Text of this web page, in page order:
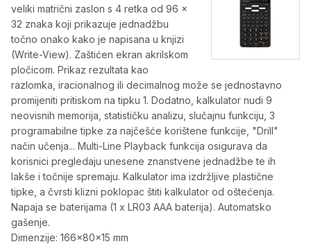
veliki matrični zaslon s 4 retka od 96 x
32 znaka koji prikazuje jednadžbu
točno onako kako je napisana u knjizi
(Write-View). Zaštićen ekran akrilskom
pločicom. Prikaz rezultata kao
razlomka, iracionalnog ili decimalnog može se jednostavno
promijeniti pritiskom na tipku 1. Dodatno, kalkulator nudi 9
neovisnih memorija, statističku analizu, slučajnu funkciju, 3
programabilne tipke za najčešće korištene funkcije, "Drill"
način učenja... Multi-Line Playback funkcija osigurava da
korisnici pregledaju unesene znanstvene jednadžbe te ih
lakše i točnije spremaju. Kalkulator ima izdržljive plastične
tipke, a čvrsti klizni poklopac štiti kalkulator od oštećenja.
Napaja se baterijama (1 x LR03 AAA baterija). Automatsko
gašenje.
Dimenzije: 166x80x15 mm